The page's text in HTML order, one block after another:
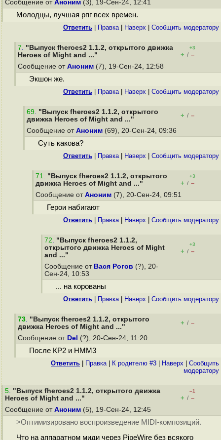
Сообщение от Аноним (3), 19-Сен-24, 12:41
Молодцы, лучшая рпг всех времен.
Ответить Правка| Наверх Cообщить модератору
7. "Выпуск fheroes2 1.1.2, открытого движка
Heroes of Might and ..."
+3
+ / –
Сообщение от Аноним (7), 19-Сен-24, 12:58
Экшон же.
Ответить Правка| Наверх Cообщить модератору
69. "Выпуск fheroes2 1.1.2, открытого
движка Heroes of Might and ..."
+ / –
Сообщение от Аноним (69), 20-Сен-24, 09:36
Суть какова?
Ответить Правка| Наверх Cообщить модератору
71. "Выпуск fheroes2 1.1.2, открытого
движка Heroes of Might and ..."
+3
+ / –
Сообщение от Аноним (7), 20-Сен-24, 09:51
Герои набигают
Ответить Правка| Наверх Cообщить модератору
72. "Выпуск fheroes2 1.1.2,
открытого движка Heroes of Might
and ..."
+3
+ / –
Сообщение от Вася Рогов (?), 20-
Сен-24, 10:53
... на корованы
Ответить Правка| Наверх Cообщить модератору
73. "Выпуск fheroes2 1.1.2, открытого
движка Heroes of Might and ..."
+ / –
Сообщение от Del (?), 20-Сен-24, 11:20
После КР2 и HMM3
Ответить Правка| К родителю #3 Наверх
Cообщить
модератору
5. "Выпуск fheroes2 1.1.2, открытого движка
Heroes of Might and ..."
–1
+ / –
Сообщение от Аноним (5), 19-Сен-24, 12:45
>Оптимизировано воспроизведение MIDI-композиций.
Что на аппаратном миди через PipeWire без всякого